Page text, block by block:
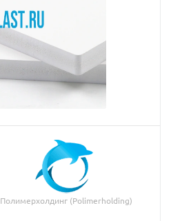
Полимерхолдинг (Polimerholding)